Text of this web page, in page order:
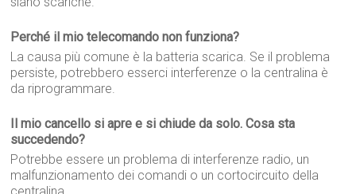
Perché il mio telecomando non funziona?
La causa più comune è la batteria scarica. Se il problema
persiste, potrebbero esserci interferenze o la centralina è
da riprogrammare.
Il mio cancello si apre e si chiude da solo. Cosa sta
succedendo?
Potrebbe essere un problema di interferenze radio, un
malfunzionamento dei comandi o un cortocircuito della